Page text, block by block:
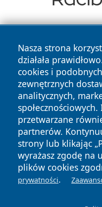
Nasza strona
działała
cookies i
zewnętrznych
analitycznych,
przetwarzane
partnerów.
strony lub klikając
wyrażasz zgodę na
plików cookies
prywatności.
Copyright © 2026
zastrzeżone.
News Autorzy